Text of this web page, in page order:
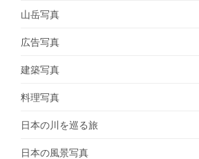
山岳写真
広告写真
建築写真
料理写真
日本の川を巡る旅
日本の風景写真